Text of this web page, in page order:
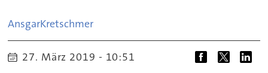
AnsgarKretschmer
27. März 2019 - 10:51